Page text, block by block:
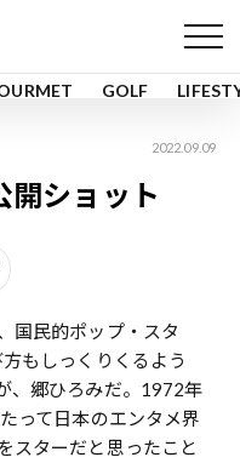
GOLF
2022.09.09
開ショット
国民的ポップ・スタ
もしっくりくるよう
、郷ひろみだ。1972年
って日本のエンタメ界
スターだと思ったこと